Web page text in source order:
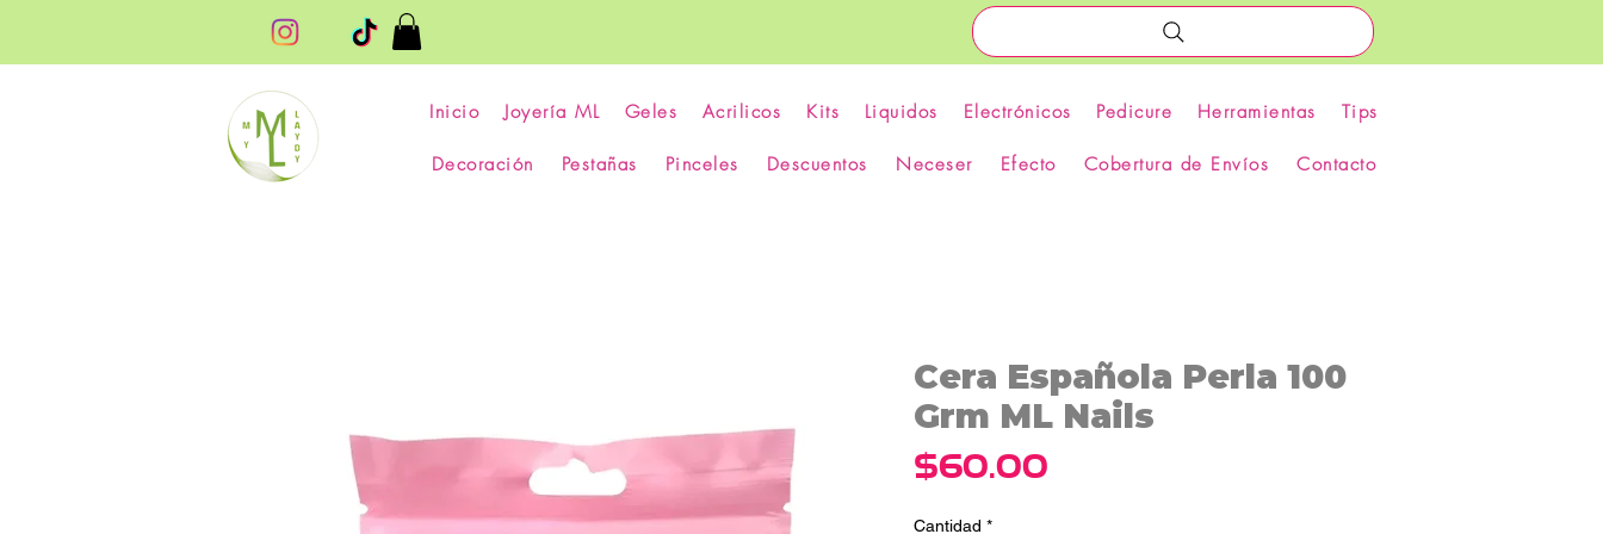
Inicio Joyería ML Geles Acrilicos Kits Liquidos Electrónicos Pedicure Herramientas Tips
Decoración Pestañas Pinceles Descuentos Neceser Efecto Cobertura de Envíos Contacto
Cera Española Perla 100
Grm ML Nails
$60.00
Cantidad *